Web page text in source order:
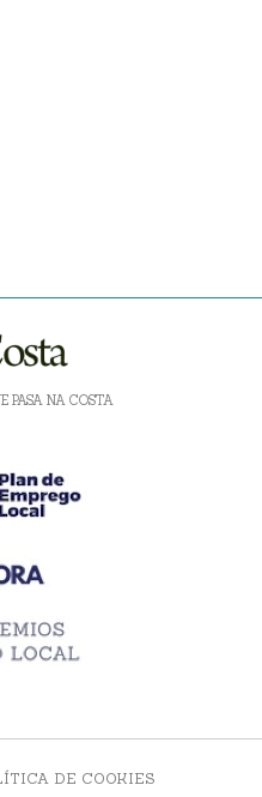
PASA NA COSTA
DE COOKIES